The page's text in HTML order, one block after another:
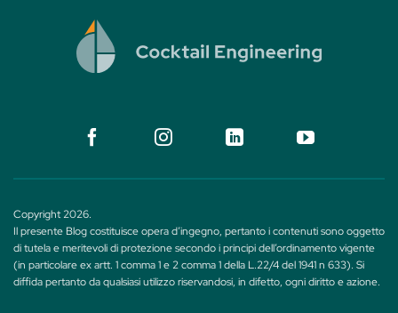
Copyright 2026.
Il presente Blog costituisce opera d’ingegno, pertanto i contenuti sono oggetto
di tutela e meritevoli di protezione secondo i principi dell’ordinamento vigente
(in particolare ex artt. 1 comma 1 e 2 comma 1 della L.22/4 del 1941 n 633). Si
diffida pertanto da qualsiasi utilizzo riservandosi, in difetto, ogni diritto e azione.